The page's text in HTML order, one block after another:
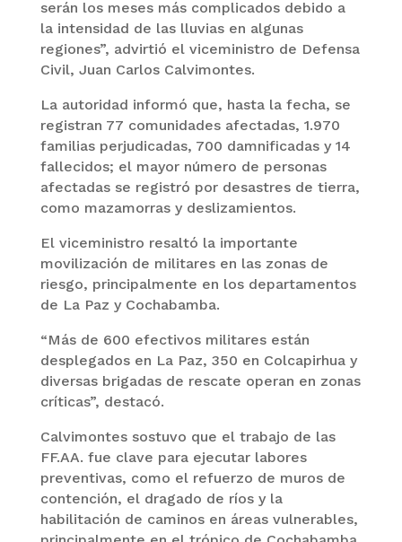
serán los meses más complicados debido a
la intensidad de las lluvias en algunas
regiones”, advirtió el viceministro de Defensa
Civil, Juan Carlos Calvimontes.
La autoridad informó que, hasta la fecha, se
registran 77 comunidades afectadas, 1.970
familias perjudicadas, 700 damnificadas y 14
fallecidos; el mayor número de personas
afectadas se registró por desastres de tierra,
como mazamorras y deslizamientos.
El viceministro resaltó la importante
movilización de militares en las zonas de
riesgo, principalmente en los departamentos
de La Paz y Cochabamba.
“Más de 600 efectivos militares están
desplegados en La Paz, 350 en Colcapirhua y
diversas brigadas de rescate operan en zonas
críticas”, destacó.
Calvimontes sostuvo que el trabajo de las
FF.AA. fue clave para ejecutar labores
preventivas, como el refuerzo de muros de
contención, el dragado de ríos y la
habilitación de caminos en áreas vulnerables,